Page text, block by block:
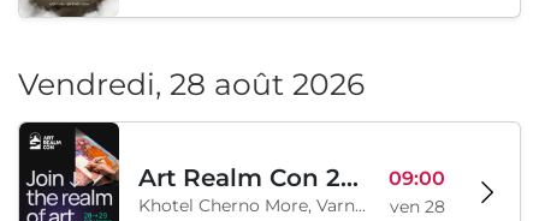
Vendredi, 28 août 2026
Art Realm Con 2026
Khotel Cherno More, Varna, BG
09:00
ven 28